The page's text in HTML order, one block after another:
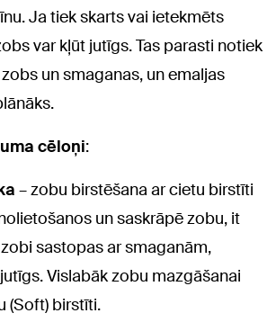
Ja tiek skarts vai ietekmēts
var kļūt jutīgs. Tas parasti notiek
un smaganas, un emaljas
cēloņi:
– zobu birstēšana ar cietu birstīti
un saskrāpē zobu, it
sastopas ar smaganām,
Vislabāk zobu mazgāšanai
(Soft) birstīti.